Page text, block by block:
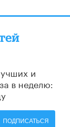
и
в неделю:
ПОДПИСАТЬСЯ